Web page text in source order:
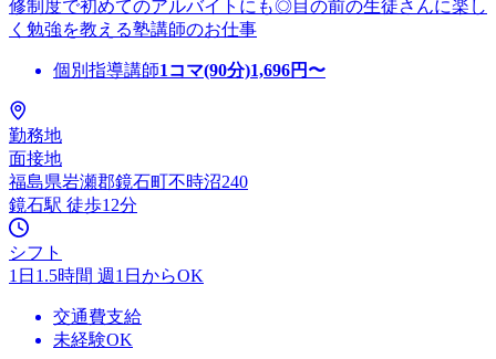
修制度で初めてのアルバイトにも◎目の前の生徒さんに楽し
く勉強を教える塾講師のお仕事
個別指導講師1コマ(90分)1,696円〜
勤務地
面接地
福島県岩瀬郡鏡石町不時沼240
鏡石駅 徒歩12分
シフト
1日1.5時間 週1日からOK
交通費支給
未経験OK